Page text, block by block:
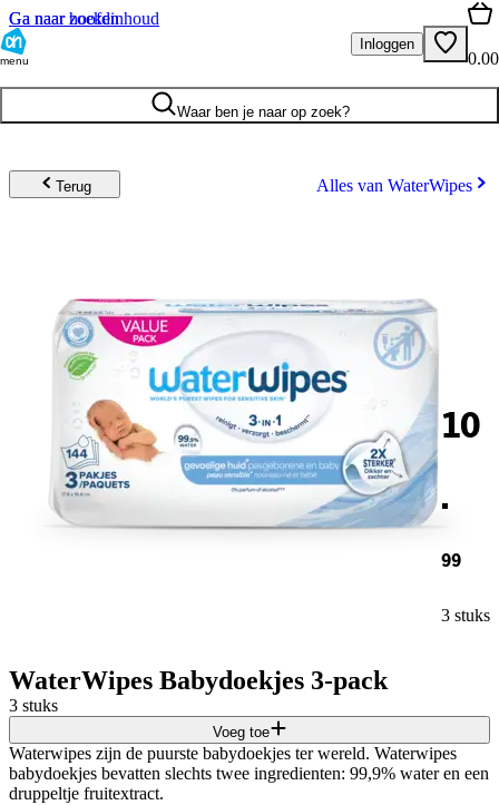
Ga naar hoofdinhoud
Ga naar zoeken
menu
Inloggen
0.00
Waar ben je naar op zoek?
Terug Alles van WaterWipes
10
.
99
3 stuks
WaterWipes Babydoekjes 3-pack
3 stuks
Voeg toe
Waterwipes zijn de puurste babydoekjes ter wereld. Waterwipes
babydoekjes bevatten slechts twee ingredienten: 99,9% water en een
druppeltje fruitextract.